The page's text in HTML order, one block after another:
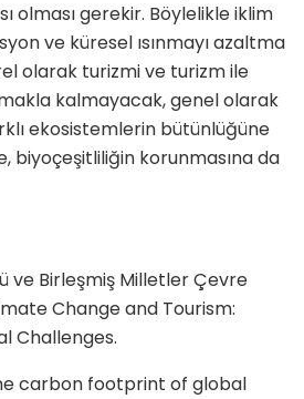
olması gerekir. Böylelikle iklim
ve küresel ısınmayı azaltma
olarak turizmi ve turizm ile
kalma­yacak, genel olarak
ekosistemlerin bütünlüğüne
biyoçeşitliliğin ko­runmasına da
ve Birleşmiş Milletler Çevre
Change and Tourism:
Challenges.
carbon footprint of global